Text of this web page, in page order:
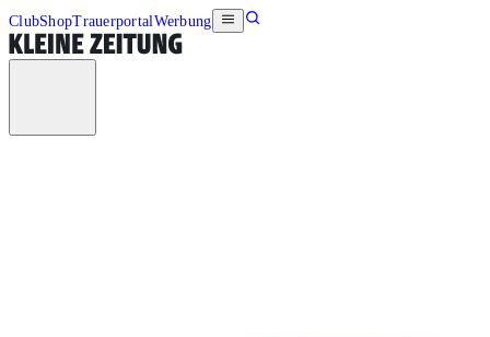
ClubShopTrauerportalWerbung